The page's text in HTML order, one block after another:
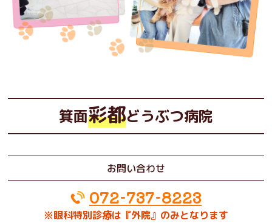
箕面彩都どうぶつ病院
お問い合わせ
072-737-8223
※眼科特別診療は『外院』のみとなります